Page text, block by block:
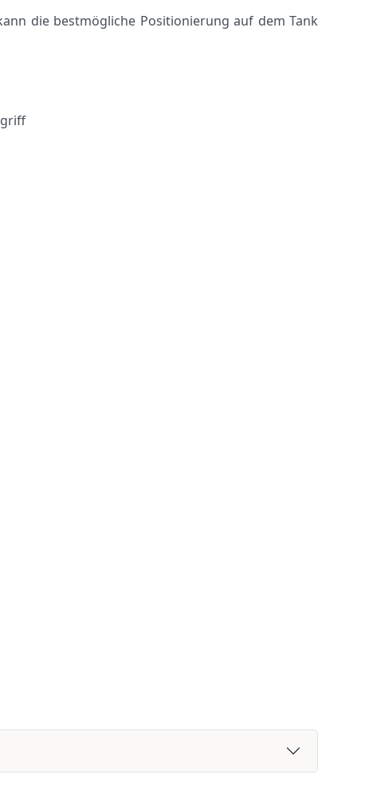
die bestmögliche Positionierung auf dem Tank